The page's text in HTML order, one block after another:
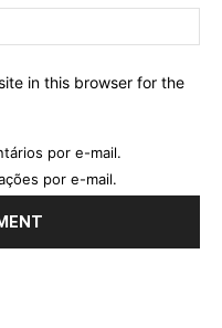
in this browser for the
por e-mail.
por e-mail.